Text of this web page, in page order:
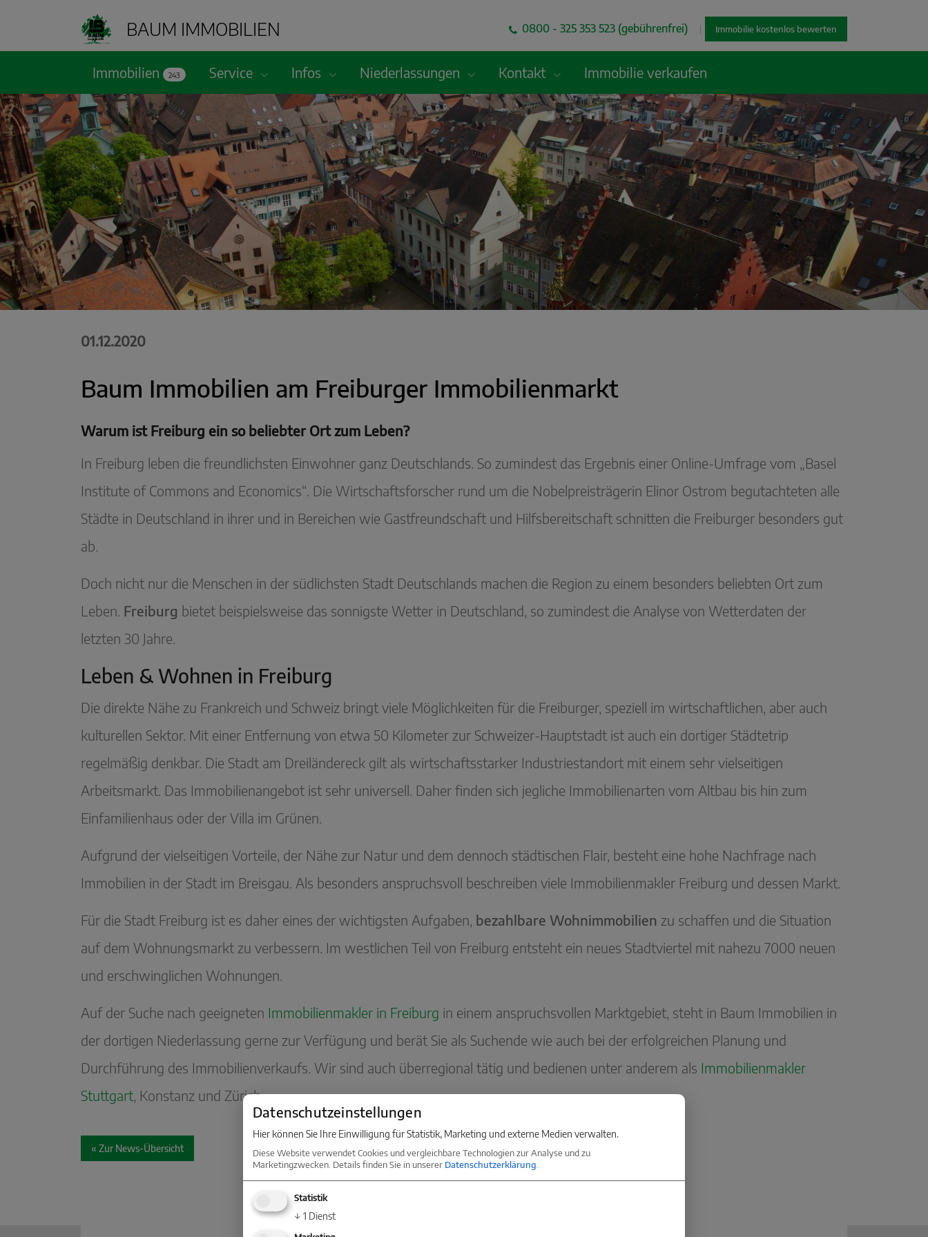
BAUM IMMOBILIEN 0800 - 325 353 523 (gebührenfrei) | Immobilie kostenlos bewerten
Immobilien 243 Service Infos Niederlassungen Kontakt Immobilie verkaufen
01.12.2020
Baum Immobilien am Freiburger Immobilienmarkt
Warum ist Freiburg ein so beliebter Ort zum Leben?
In Freiburg leben die freundlichsten Einwohner ganz Deutschlands. So zumindest das Ergebnis einer Online-Umfrage vom „Basel
Institute of Commons and Economics“. Die Wirtschaftsforscher rund um die Nobelpreisträgerin Elinor Ostrom begutachteten alle
Städte in Deutschland in ihrer und in Bereichen wie Gastfreundschaft und Hilfsbereitschaft schnitten die Freiburger besonders gut
ab.
Doch nicht nur die Menschen in der südlichsten Stadt Deutschlands machen die Region zu einem besonders beliebten Ort zum
Leben. Freiburg bietet beispielsweise das sonnigste Wetter in Deutschland, so zumindest die Analyse von Wetterdaten der
letzten 30 Jahre.
Leben & Wohnen in Freiburg
Die direkte Nähe zu Frankreich und Schweiz bringt viele Möglichkeiten für die Freiburger, speziell im wirtschaftlichen, aber auch
kulturellen Sektor. Mit einer Entfernung von etwa 50 Kilometer zur Schweizer-Hauptstadt ist auch ein dortiger Städtetrip
regelmäßig denkbar. Die Stadt am Dreiländereck gilt als wirtschaftsstarker Industriestandort mit einem sehr vielseitigen
Arbeitsmarkt. Das Immobilienangebot ist sehr universell. Daher finden sich jegliche Immobilienarten vom Altbau bis hin zum
Einfamilienhaus oder der Villa im Grünen.
Aufgrund der vielseitigen Vorteile, der Nähe zur Natur und dem dennoch städtischen Flair, besteht eine hohe Nachfrage nach
Immobilien in der Stadt im Breisgau. Als besonders anspruchsvoll beschreiben viele Immobilienmakler Freiburg und dessen Markt.
Für die Stadt Freiburg ist es daher eines der wichtigsten Aufgaben, bezahlbare Wohnimmobilien zu schaffen und die Situation
auf dem Wohnungsmarkt zu verbessern. Im westlichen Teil von Freiburg entsteht ein neues Stadtviertel mit nahezu 7000 neuen
und erschwinglichen Wohnungen.
Auf der Suche nach geeigneten Immobilienmakler in Freiburg in einem anspruchsvollen Marktgebiet, steht in Baum Immobilien in
der dortigen Niederlassung gerne zur Verfügung und berät Sie als Suchende wie auch bei der erfolgreichen Planung und
Durchführung des Immobilienverkaufs. Wir sind auch überregional tätig und bedienen unter anderem als Immobilienmakler
Stuttgart, Konstanz und Zürich.
« Zur News-Übersicht
Datenschutzeinstellungen
Hier können Sie Ihre Einwilligung für Statistik, Marketing und externe Medien verwalten.
Diese Website verwendet Cookies und vergleichbare Technologien zur Analyse und zu
Marketingzwecken. Details finden Sie in unserer Datenschutzerklärung.
Statistik
↓ 1 Dienst